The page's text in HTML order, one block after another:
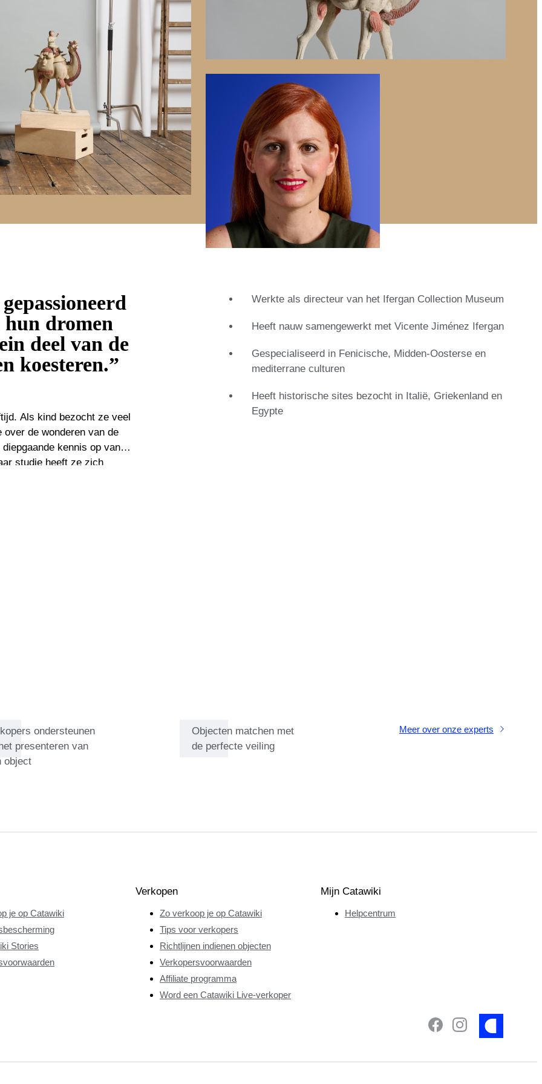
dromen
deel van de
koesteren.”
Als kind bezocht ze veel
de wonderen van de
studie heeft ze zich
het object, de reden waarom
het zo lang is bewaard.""
en andere experts die
Werkte als directeur van het Ifergan Collection Museum
Heeft nauw samengewerkt met Vicente Jiménez Ifergan
Gespecialiseerd in Fenicische, Midden-Oosterse en
mediterrane culturen
Heeft historische sites bezocht in Italië, Griekenland en
Egypte
ondersteunen
presenteren van
object
Objecten matchen met
de perfecte veiling
Meer over onze experts
je op Catawiki
Stories
Verkopen
Zo verkoop je op Catawiki
Tips voor verkopers
Richtlijnen indienen objecten
Verkopersvoorwaarden
Affiliate programma
Word een Catawiki Live-verkoper
Mijn Catawiki
Helpcentrum